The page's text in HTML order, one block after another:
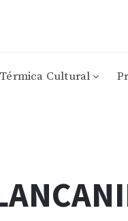
Cultural